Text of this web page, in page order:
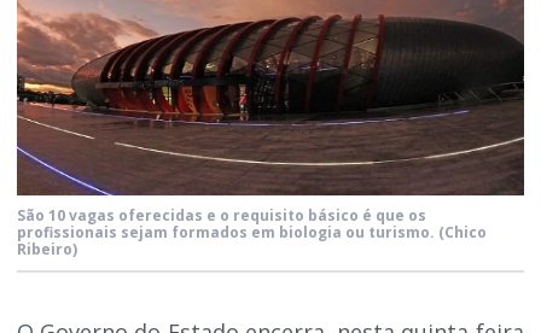
São 10 vagas oferecidas e o requisito básico é que os
profissionais sejam formados em biologia ou turismo. (Chico
Ribeiro)